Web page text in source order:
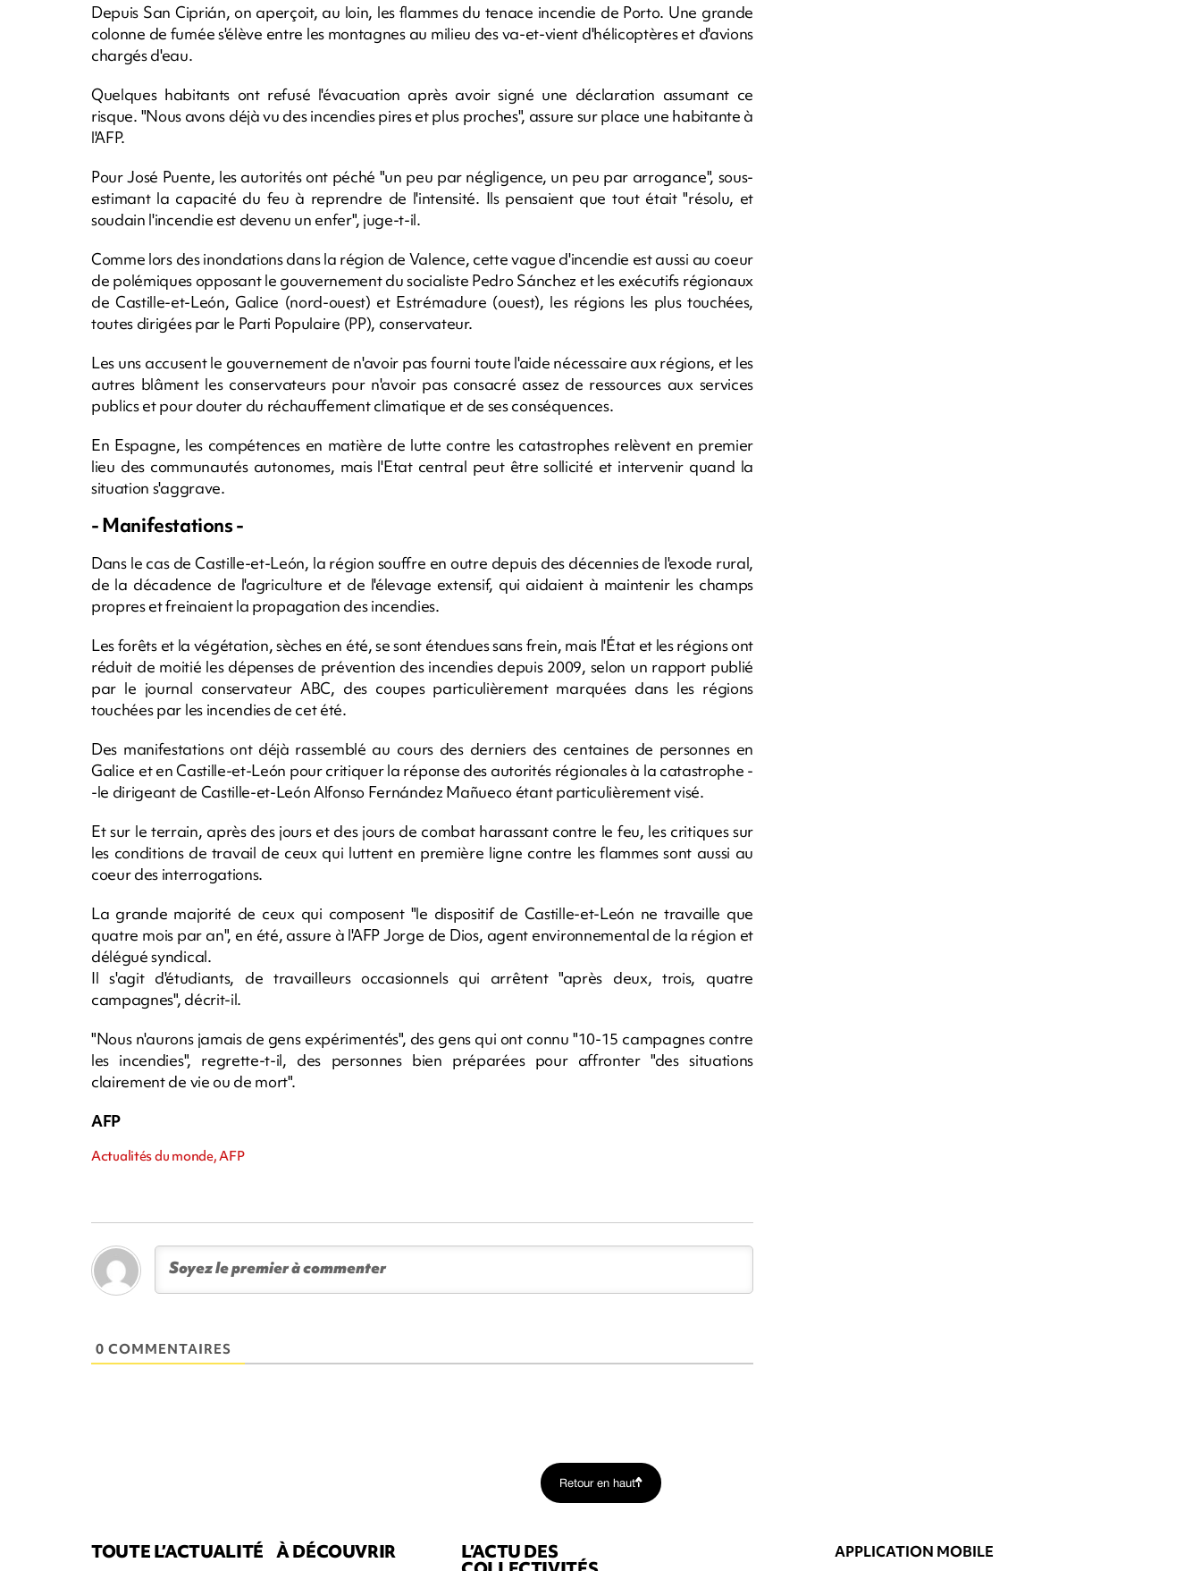
Depuis San Ciprián, on aperçoit, au loin, les flammes du tenace incendie de Porto. Une grande
colonne de fumée s'élève entre les montagnes au milieu des va-et-vient d'hélicoptères et d'avions
chargés d'eau.
Quelques habitants ont refusé l'évacuation après avoir signé une déclaration assumant ce
risque. "Nous avons déjà vu des incendies pires et plus proches", assure sur place une habitante à
l'AFP.
Pour José Puente, les autorités ont péché "un peu par négligence, un peu par arrogance", sous-
estimant la capacité du feu à reprendre de l'intensité. Ils pensaient que tout était "résolu, et
soudain l'incendie est devenu un enfer", juge-t-il.
Comme lors des inondations dans la région de Valence, cette vague d'incendie est aussi au coeur
de polémiques opposant le gouvernement du socialiste Pedro Sánchez et les exécutifs régionaux
de Castille-et-León, Galice (nord-ouest) et Estrémadure (ouest), les régions les plus touchées,
toutes dirigées par le Parti Populaire (PP), conservateur.
Les uns accusent le gouvernement de n'avoir pas fourni toute l'aide nécessaire aux régions, et les
autres blâment les conservateurs pour n'avoir pas consacré assez de ressources aux services
publics et pour douter du réchauffement climatique et de ses conséquences.
En Espagne, les compétences en matière de lutte contre les catastrophes relèvent en premier
lieu des communautés autonomes, mais l'Etat central peut être sollicité et intervenir quand la
situation s'aggrave.
- Manifestations -
Dans le cas de Castille-et-León, la région souffre en outre depuis des décennies de l'exode rural,
de la décadence de l'agriculture et de l'élevage extensif, qui aidaient à maintenir les champs
propres et freinaient la propagation des incendies.
Les forêts et la végétation, sèches en été, se sont étendues sans frein, mais l'État et les régions ont
réduit de moitié les dépenses de prévention des incendies depuis 2009, selon un rapport publié
par le journal conservateur ABC, des coupes particulièrement marquées dans les régions
touchées par les incendies de cet été.
Des manifestations ont déjà rassemblé au cours des derniers des centaines de personnes en
Galice et en Castille-et-León pour critiquer la réponse des autorités régionales à la catastrophe -
-le dirigeant de Castille-et-León Alfonso Fernández Mañueco étant particulièrement visé.
Et sur le terrain, après des jours et des jours de combat harassant contre le feu, les critiques sur
les conditions de travail de ceux qui luttent en première ligne contre les flammes sont aussi au
coeur des interrogations.
La grande majorité de ceux qui composent "le dispositif de Castille-et-León ne travaille que
quatre mois par an", en été, assure à l'AFP Jorge de Dios, agent environnemental de la région et
délégué syndical.
Il s'agit d'étudiants, de travailleurs occasionnels qui arrêtent "après deux, trois, quatre
campagnes", décrit-il.
"Nous n'aurons jamais de gens expérimentés", des gens qui ont connu "10-15 campagnes contre
les incendies", regrette-t-il, des personnes bien préparées pour affronter "des situations
clairement de vie ou de mort".
AFP
Actualités du monde, AFP
0 COMMENTAIRES
Retour en haut
TOUTE L’ACTUALITÉ À DÉCOUVRIR L’ACTU DES APPLICATION MOBILE